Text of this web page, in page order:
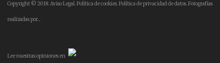
Copyright © 2018.Aviso Legal.Política de cookies.Política de privacidad de datos.Fotografías
realizadas por...
Leenuestras opinionesen